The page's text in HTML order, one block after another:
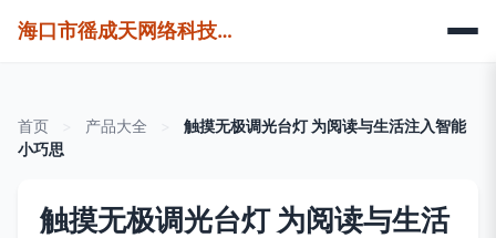
海口市徭成天网络科技有限公司
首页 产品大全
触摸无极调光台灯 为阅读与生活注入智能
小巧思
触摸无极调光台灯 为阅读与生活